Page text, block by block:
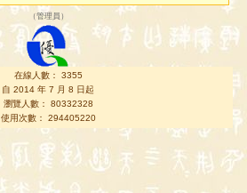
（管理員 ）
在線人數： 3355
自 2014 年 7 月 8 日起
瀏覽人數： 80332328
使用次數： 294405220